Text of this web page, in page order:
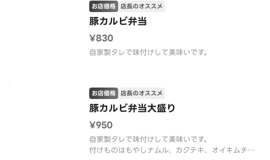
豚カルビ弁当
お店価格 店長のオススメ
¥830
自家製タレで味付けして美味いです。
豚カルビ弁当大盛り
お店価格 店長のオススメ
¥950
自家製タレで味付けして美味いです。
付けものはもやしナムル、カクテキ、オイキムチ、